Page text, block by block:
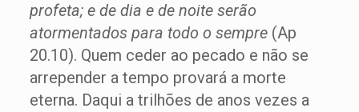
profeta; e de dia e de noite serão
atormentados para todo o sempre(Ap
20.10). Quem ceder ao pecado e não se
arrepender a tempo provará a morte
eterna. Daqui a trilhões de anos vezes a